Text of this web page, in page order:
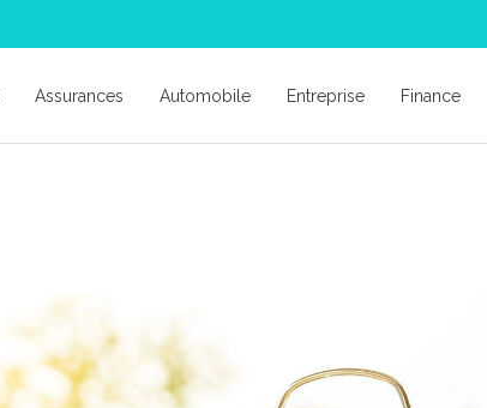
Assurances Automobile Entreprise Finance